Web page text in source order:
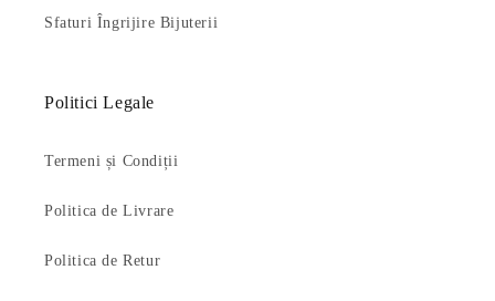
Sfaturi Îngrijire Bijuterii
Politici Legale
Termeni și Condiții
Politica de Livrare
Politica de Retur